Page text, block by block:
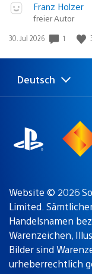
Veröffentlicht
Gewinnspiel
Franz Holzer
freier Autor
Veröffentlichungsdatum:
30. Jul 2026 1
Select
a
Aktuelle
Region:
Deutsch
Website © 2026
Limited.
Handelsnamen
Warenzeichen,
Bilder sind
urheberrechtlich